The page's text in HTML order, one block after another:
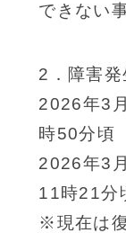
できない
2．障害発
2026年3
時50分頃
2026年3
11時21分
※現在は